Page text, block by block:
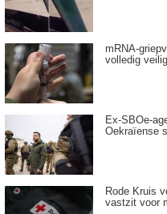
mRNA-
volledig
Ex-SBOe-
Oekraïense
Rode Kruis
vastzit voor